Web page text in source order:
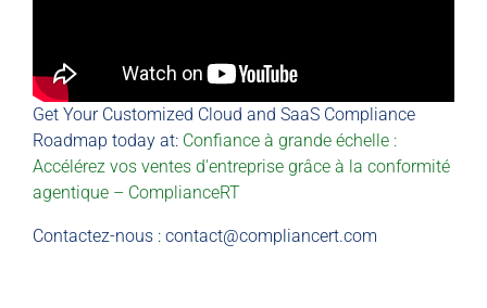
Get Your Customized Cloud and SaaS Compliance
Roadmap today at: Confiance à grande échelle :
Accélérez vos ventes d'entreprise grâce à la conformité
agentique – ComplianceRT
Contactez-nous : contact@compliancert.com